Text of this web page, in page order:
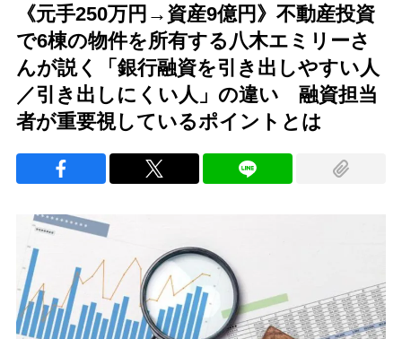
《元手250万円→資産9億円》不動産投資
で6棟の物件を所有する八木エミリーさ
んが説く「銀行融資を引き出しやすい人
／引き出しにくい人」の違い 融資担当
者が重要視しているポイントとは